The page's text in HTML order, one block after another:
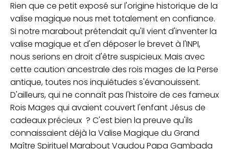
Rien que ce petit exposé sur l'origine historique de la
valise magique nous met totalement en confiance.
Si notre marabout prétendait qu'il vient d'inventer la
valise magique et d'en déposer le brevet à l'INPI,
nous serions en droit d'être suspicieux. Mais avec
cette caution ancestrale des rois mages de la Perse
antique, toutes nos inquiétudes s'évanouissent.
D'ailleurs, qui ne connaît pas l'histoire de ces fameux
Rois Mages qui avaient couvert l'enfant Jésus de
cadeaux précieux ? C'est bien la preuve qu'ils
connaissaient déjà la Valise Magique du Grand
Maître Spirituel Marabout Vaudou Papa Gambada